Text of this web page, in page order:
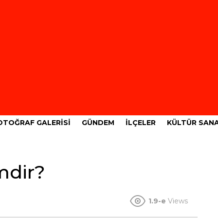
GALERISI GÜNDEM İLÇELER KÜLTÜR
1.9-e Views